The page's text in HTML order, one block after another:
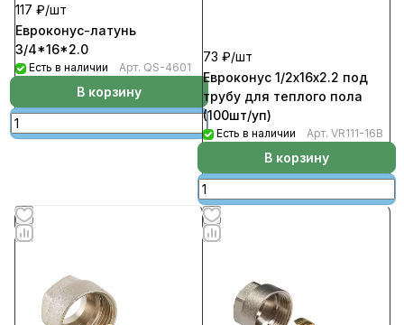
117 ₽/шт
Евроконус-латунь
3/4*16*2.0
Есть в наличии Арт. QS-4601
В корзину
73 ₽/шт
Евроконус 1/2х16х2.2 под
трубу для теплого пола
(100шт/уп)
Есть в наличии Арт. VR111-16B
В корзину